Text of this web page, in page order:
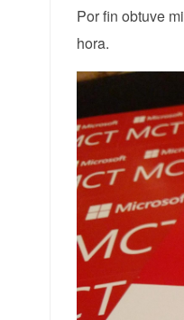
Por fin obtuve mi
hora.